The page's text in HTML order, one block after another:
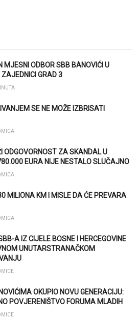
MJESNI ODBOR SBB BANOVIĆI U
GRAD 3
SE NE MOŽE IZBRISATI
ODGOVORNOST ZA SKANDAL U
EURA NIJE NESTALO SLUČAJNO
MILIONA KM I MISLE DA ĆE PREVARA
A IZ CIJELE BOSNE I HERCEGOVINE
UNUTARSTRANAČKOM
OKUPIO NOVU GENERACIJU:
POVJERENIŠTVO FORUMA MLADIH